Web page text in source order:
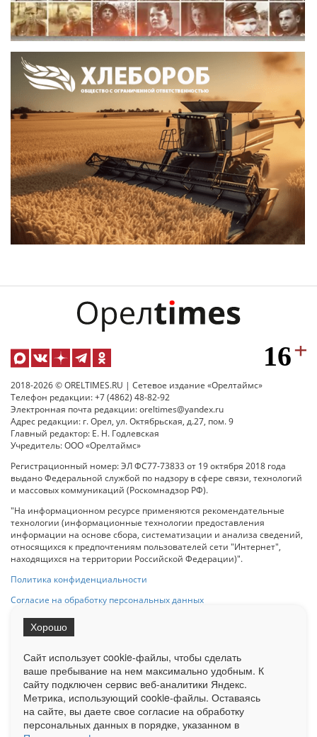
2018-2026 © ORELTIMES.RU | Сетевое издание «Орелтаймс»
Телефон редакции: +7 (4862) 48-82-92
Электронная почта редакции: oreltimes@yandex.ru
Адрес редакции: г. Орел, ул. Октябрьская, д.27, пом. 9
Главный редактор: Е. Н. Годлевская
Учредитель: ООО «Орелтаймс»
Регистрационный номер: ЭЛ ФС77-73833 от 19 октября 2018 года
выдано Федеральной службой по надзору в сфере связи, технологий
и массовых коммуникаций (Роскомнадзор РФ).
"На информационном ресурсе применяются рекомендательные
технологии (информационные технологии предоставления
информации на основе сбора, систематизации и анализа сведений,
относящихся к предпочтениям пользователей сети "Интернет",
находящихся на территории Российской Федерации)".
Политика конфиденциальности
Согласие на обработку персональных данных
на Сетевое издание «ОрелТаймс» обязательна.
Ограниченная статистика посещаемости доступна на сайте
Liveinternet.ru . Подробная статистика для рекламодателей по запросу
у менеджера.
Сайт использует cookie-файлы, чтобы сделать
ваше пребывание на нем максимально удобным. К
cайту подключен сервис веб-аналитики Яндекс.
Метрика, использующий cookie-файлы. Оставаясь
на сайте, вы даете свое согласие на обработку
персональных данных в порядке, указанном в
Хорошо